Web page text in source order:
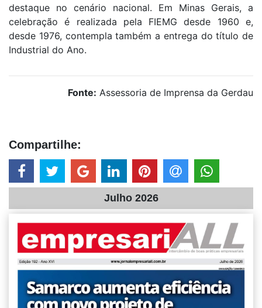
destaque no cenário nacional. Em Minas Gerais, a
celebração é realizada pela FIEMG desde 1960 e,
desde 1976, contempla também a entrega do título de
Industrial do Ano.
Fonte: Assessoria de Imprensa da Gerdau
Compartilhe:
Julho 2026